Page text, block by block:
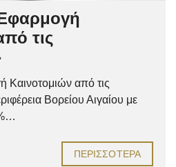
τις
από τις
Βορείου Αιγαίου με
ΠΕΡΙΣΣΌΤΕΡΑ